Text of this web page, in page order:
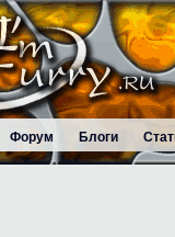
Форум Блоги